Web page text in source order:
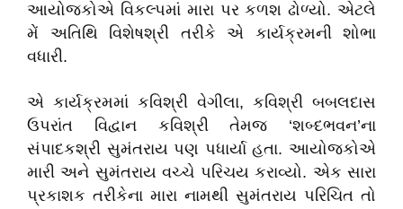
આયોજકોએ વિકલ્પમાં મારા પર કળશ ઢોળ્યો. એટલે
મેં અતિથિ વિશેષશ્રી તરીકે એ કાર્યક્રમની શોભા
વધારી.
એ કાર્યક્રમમાં કવિશ્રી વેગીલા, કવિશ્રી બબલદાસ
ઉપરાંત વિદ્વાન કવિશ્રી તેમજ ‘શબ્દભવન’ના
સંપાદકશ્રી સુમંતરાય પણ પધાર્યા હતા. આયોજકોએ
મારી અને સુમંતરાય વચ્ચે પરિચય કરાવ્યો. એક સારા
પ્રકાશક તરીકેના મારા નામથી સુમંતરાય પરિચિત તો